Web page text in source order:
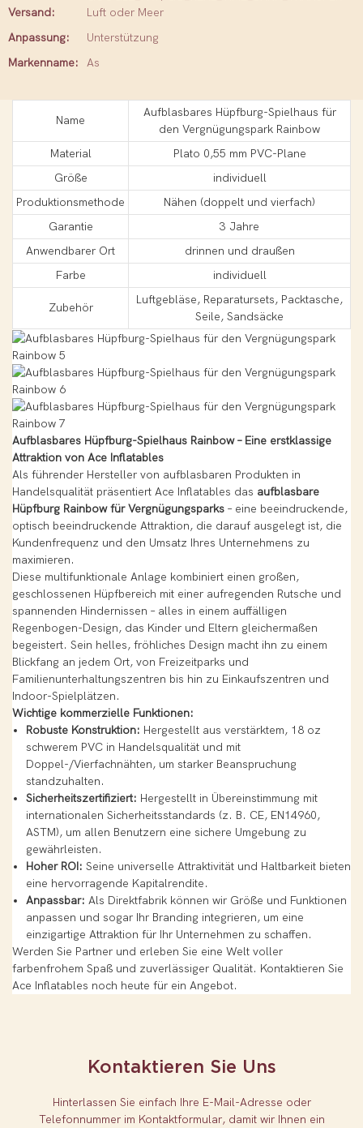
Versand:
Luft oder Meer
Anpassung:
Unterstützung
Markenname:
As
Name
Aufblasbares Hüpfburg-Spielhaus für
den Vergnügungspark Rainbow
Material
Plato 0,55 mm PVC-Plane
Größe
individuell
Produktionsmethode
Nähen (doppelt und vierfach)
Garantie
3 Jahre
Anwendbarer Ort
drinnen und draußen
Farbe
individuell
Zubehör
Luftgebläse, Reparatursets, Packtasche,
Seile, Sandsäcke
Aufblasbares Hüpfburg-Spielhaus Rainbow – Eine erstklassige
Attraktion von Ace Inflatables
Als führender Hersteller von aufblasbaren Produkten in
Handelsqualität präsentiert Ace Inflatables das aufblasbare
Hüpfburg Rainbow für Vergnügungsparks – eine beeindruckende,
optisch beeindruckende Attraktion, die darauf ausgelegt ist, die
Kundenfrequenz und den Umsatz Ihres Unternehmens zu
maximieren.
Diese multifunktionale Anlage kombiniert einen großen,
geschlossenen Hüpfbereich mit einer aufregenden Rutsche und
spannenden Hindernissen – alles in einem auffälligen
Regenbogen-Design, das Kinder und Eltern gleichermaßen
begeistert. Sein helles, fröhliches Design macht ihn zu einem
Blickfang an jedem Ort, von Freizeitparks und
Familienunterhaltungszentren bis hin zu Einkaufszentren und
Indoor-Spielplätzen.
Wichtige kommerzielle Funktionen:
Robuste Konstruktion: Hergestellt aus verstärktem, 18 oz
schwerem PVC in Handelsqualität und mit
Doppel-/Vierfachnähten, um starker Beanspruchung
standzuhalten.
Sicherheitszertifiziert: Hergestellt in Übereinstimmung mit
internationalen Sicherheitsstandards (z. B. CE, EN14960,
ASTM), um allen Benutzern eine sichere Umgebung zu
gewährleisten.
Hoher ROI: Seine universelle Attraktivität und Haltbarkeit bieten
eine hervorragende Kapitalrendite.
Anpassbar: Als Direktfabrik können wir Größe und Funktionen
anpassen und sogar Ihr Branding integrieren, um eine
einzigartige Attraktion für Ihr Unternehmen zu schaffen.
Werden Sie Partner und erleben Sie eine Welt voller
farbenfrohem Spaß und zuverlässiger Qualität. Kontaktieren Sie
Ace Inflatables noch heute für ein Angebot.
Kontaktieren Sie Uns
Hinterlassen Sie einfach Ihre E-Mail-Adresse oder
Telefonnummer im Kontaktformular, damit wir Ihnen ein